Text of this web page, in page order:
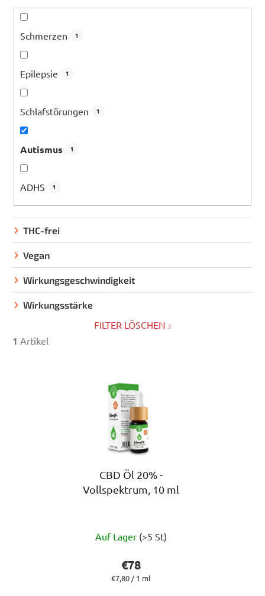
Schmerzen 1
Epilepsie 1
Schlafstörungen 1
Autismus 1
ADHS 1
THC-frei
Vegan
Wirkungsgeschwindigkeit
Wirkungsstärke
FILTER LÖSCHEN
1 Artikel
CBD Öl 20% -
Vollspektrum, 10 ml
durchschnittliche
ist
Auf Lager (>5 St)
€78
Verkaufspreis:
€7,80 / 1 ml